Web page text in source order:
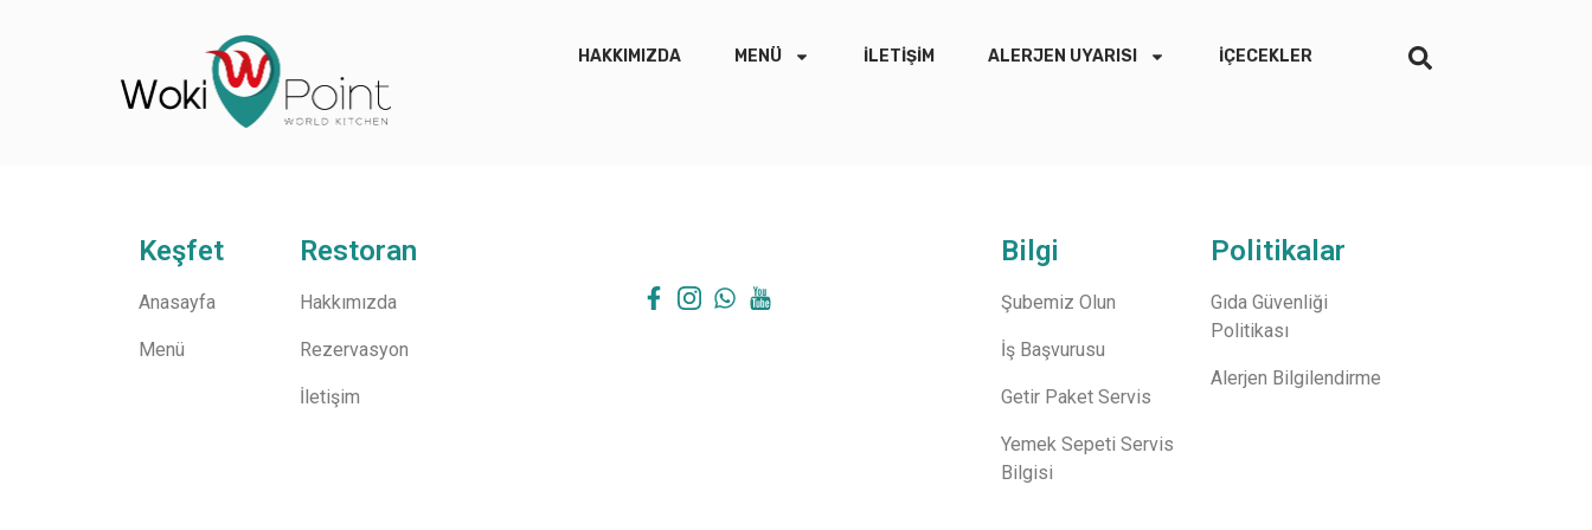
HAKKIMIZDA MENÜ İLETIŞIM ALERJEN UYARISI İÇECEKLER
Keşfet
Anasayfa
Menü
Restoran
Hakkımızda
Rezervasyon
İletişim
Bilgi
Şubemiz Olun
İş Başvurusu
Getir Paket Servis
Yemek Sepeti Servis
Bilgisi
Politikalar
Gıda Güvenliği
Politikası
Alerjen Bilgilendirme